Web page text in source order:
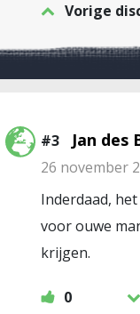
Vorige
#3 Jan des
26 november
Inderdaad,
voor ouwe
krijgen.
0